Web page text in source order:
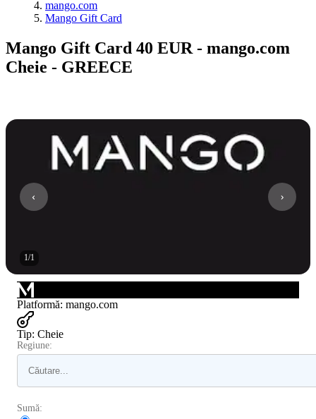
mango.com
Mango Gift Card
Mango Gift Card 40 EUR - mango.com
Cheie - GREECE
1/1
Platformă: mango.com
Tip: Cheie
Regiune:
Sumă: